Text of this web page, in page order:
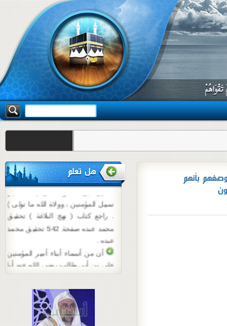
هل تعلم
أن أمير المؤمنين علي قال : ( أما
بعد لقـد بايعني الـقوم الذين بايعوا أبا
بكر وعمر وعثمان ، فلم يكن
اجتمعوا على رجلفسموه إماماً كان
ذلك لله رضا ، فإن خرج منهم خارج
بطعن أو بدعة ردوه إلى ما خرج منه
، فإن أبى قاتلوه على إتباعه غير
سبيل المؤمنين ، وولاة الله ما تولى )
. راجع كتاب ( نهج البلاغة ) تحقيق
أن من أسماء أبناء أمير المؤمنين
علي بن أبي طالب رضي الله عنه أبا
بكر وعمر وعثمان وباقي الأئمة
راجع كتاب ( إعلام الورى ) للطبرسي
صفحة 203 . وكتاب ( كشف الغمة
في معرفة الأئمة ) للاربلي 2 / 90 ،